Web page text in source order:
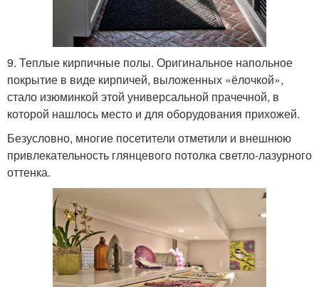
9. Теплые кирпичные полы. Оригинальное напольное
покрытие в виде кирпичей, выложенных «ёлочкой»,
стало изюминкой этой универсальной прачечной, в
которой нашлось место и для оборудования прихожей.
Безусловно, многие посетители отметили и внешнюю
привлекательность глянцевого потолка светло-лазурного
оттенка.